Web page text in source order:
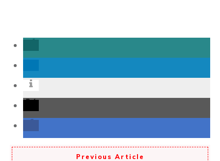
Previous Article